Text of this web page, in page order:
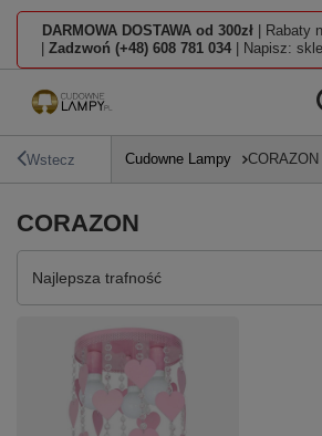
DARMOWA DOSTAWA od 300zł | Rabaty
Zadzwoń (+48) 608 781 034 | Napisz:
Wstecz Cudowne Lampy CORAZON
CORAZON
Zmień sortowanie
Najlepsza trafność